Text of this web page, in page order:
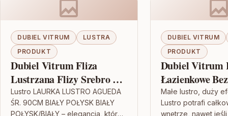
DUBIEL VITRUM
LUSTRA
PRODUKT
Dubiel Vitrum Fliza
Lustrzana Flizy Srebro 20
Cm
Lustro LAURKA LUSTRO AGUEDA
ŚR. 90CM BIAŁY POŁYSK BIAŁY
POŁYSK/BIAŁY – elegancja, która
DUBIEL VITRUM
PRODUKT
Dubiel Vitrum
Łazienkowe Bez
Oświetlenia
15 X Cm
Małe lustro, duży
Lustro potrafi
wnętrze, nawet